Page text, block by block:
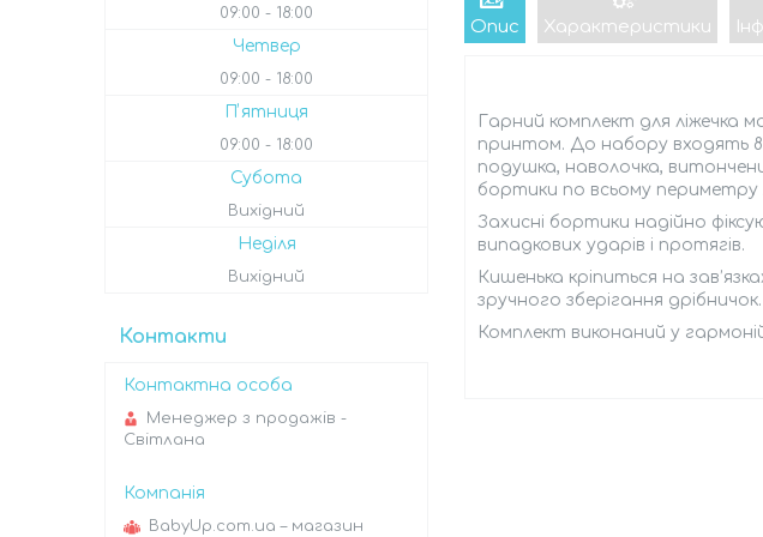
Опис Характеристики
Гарний комплект для ліжечка
принтом. До набору входять 8
подушка, наволочка,
бортики по всьому периметру
Захисні бортики надійно
випадкових ударів і протягів.
Кишенька кріпиться на
зручного зберігання дрібничок.
Комплект виконаний у
09:00 18:00
Четвер
09:00 18:00
Пʼятниця
09:00 18:00
Субота
Вихідний
Неділя
Вихідний
Контакти
Менеджер з продажів -
Світлана
BabyUp.com.ua – магазин